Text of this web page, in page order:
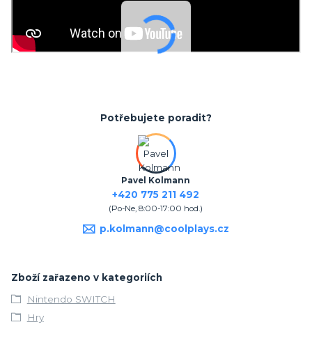
Potřebujete poradit?
Pavel Kolmann
+420 775 211 492
(Po-Ne, 8:00-17:00 hod.)
p.kolmann@coolplays.cz
Zboží zařazeno v kategoriích
Nintendo SWITCH
Hry